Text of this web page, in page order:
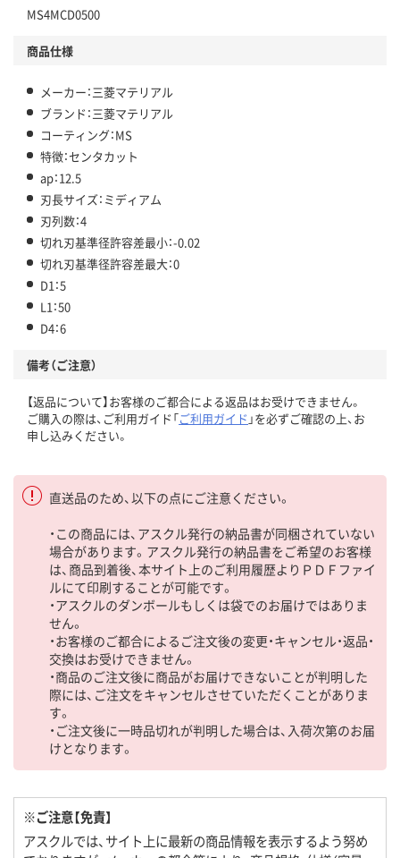
MS4MCD0500
商品仕様
メーカー：三菱マテリアル
ブランド：三菱マテリアル
コーティング：MS
特徴：センタカット
ap：12.5
刃長サイズ：ミディアム
刃列数：4
切れ刃基準径許容差最小：-0.02
切れ刃基準径許容差最大：0
D1：5
L1：50
D4：6
備考（ご注意）
【返品について】お客様のご都合による返品はお受けできません。
ご購入の際は、ご利用ガイド「ご利用ガイド 」を必ずご確認の上、お
申し込みください。
直送品のため、以下の点にご注意ください。
・この商品には、アスクル発行の納品書が同梱されていない
場合があります。アスクル発行の納品書をご希望のお客様
は、商品到着後、本サイト上のご利用履歴よりＰＤＦファイ
ルにて印刷することが可能です。
・アスクルのダンボールもしくは袋でのお届けではありま
せん。
・お客様のご都合によるご注文後の変更・キャンセル・返品・
交換はお受けできません。
・商品のご注文後に商品がお届けできないことが判明した
際には、ご注文をキャンセルさせていただくことがありま
す。
・ご注文後に一時品切れが判明した場合は、入荷次第のお届
けとなります。
※ご注意【免責】
アスクルでは、サイト上に最新の商品情報を表示するよう努め